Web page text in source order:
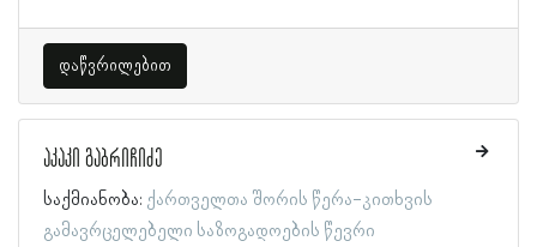
დაწვრილებით
აკაკი გაბრიჩიძე
საქმიანობა: ქართველთა შორის წერა-კითხვის
გამავრცელებელი საზოგადოების წევრი